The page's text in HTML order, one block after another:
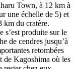
Town, à 12 km à
une échelle de 5) et
km du cratère.
produite sur le
de cendres jusqu’à
retombées
de Kagoshima où les